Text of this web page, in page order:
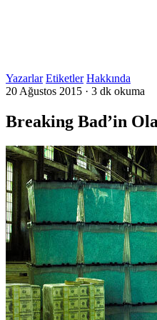
Yazarlar Etiketler Hakkında
20 Ağustos 2015 · 3 dk okuma
Breaking Bad’in